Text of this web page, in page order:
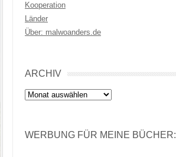
Kooperation
Länder
Über: malwoanders.de
ARCHIV
Archiv
WERBUNG FÜR MEINE BÜCHER: